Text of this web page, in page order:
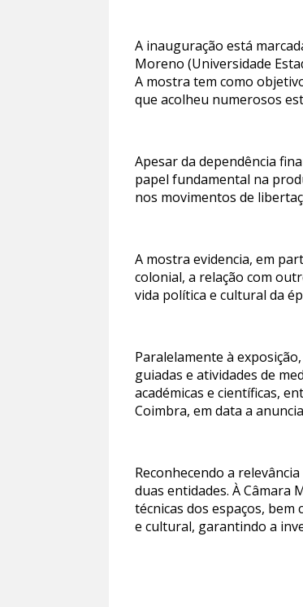
A inauguração está
Moreno (Universidade
A mostra tem como
que acolheu numerosos
Apesar da dependência
papel fundamental na
nos movimentos de
A mostra evidencia, em
colonial, a relação com
vida política e cultural da
Paralelamente à
guiadas e atividades de
académicas e científicas,
Coimbra, em data a
Reconhecendo a
duas entidades. À Câmara
técnicas dos espaços, bem
e cultural, garantindo a